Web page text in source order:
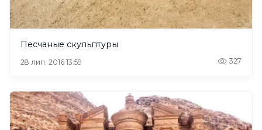
Песчаные скульптуры
28 лип. 2016 13:59 327